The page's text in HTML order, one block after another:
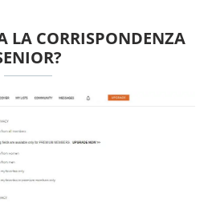
LA CORRISPONDENZA